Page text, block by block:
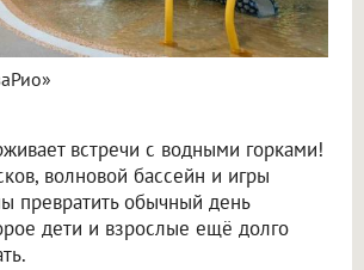
встречи с водными горками!
волновой бассейн и игры
превратить обычный день
дети и взрослые ещё долго